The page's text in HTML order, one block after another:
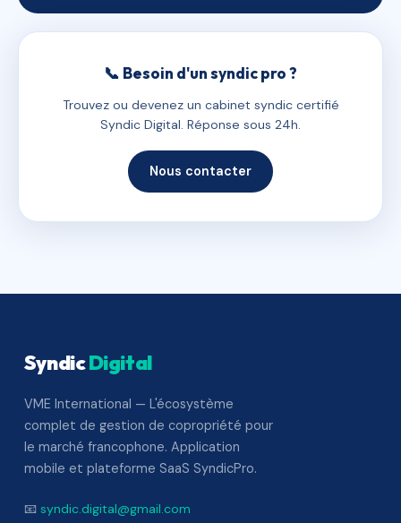
📞 Besoin d'un syndic pro ?
Trouvez ou devenez un cabinet syndic certifié
Syndic Digital. Réponse sous 24h.
Nous contacter
SyndicDigital
VME International — L'écosystème
complet de gestion de copropriété pour
le marché francophone. Application
mobile et plateforme SaaS SyndicPro.
📧 syndic.digital@gmail.com